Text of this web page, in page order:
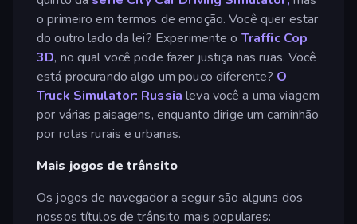
o primeiro em termos de emoção. Você quer estar
do outro lado da lei? Experimente o Traffic Cop
3D, no qual você pode fazer justiça nas ruas. Você
está procurando algo um pouco diferente? O
Truck Simulator: Russialeva você a uma viagem
por várias paisagens, enquanto dirige um caminhão
por rotas rurais e urbanas.
Mais jogos de trânsito
Os jogos de navegador a seguir são alguns dos
nossos títulos de trânsito mais populares: